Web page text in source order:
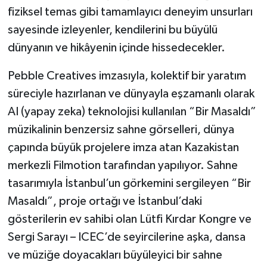
fiziksel temas gibi tamamlayıcı deneyim unsurları
sayesinde izleyenler, kendilerini bu büyülü
dünyanın ve hikâyenin içinde hissedecekler.
Pebble Creatives imzasıyla, kolektif bir yaratım
süreciyle hazırlanan ve dünyayla eşzamanlı olarak
AI (yapay zeka) teknolojisi kullanılan “Bir Masaldı”
müzikalinin benzersiz sahne görselleri, dünya
çapında büyük projelere imza atan Kazakistan
merkezli Filmotion tarafından yapılıyor. Sahne
tasarımıyla İstanbul’un görkemini sergileyen “Bir
Masaldı”, proje ortağı ve İstanbul’daki
gösterilerin ev sahibi olan Lütfi Kırdar Kongre ve
Sergi Sarayı – ICEC’de seyircilerine aşka, dansa
ve müziğe doyacakları büyüleyici bir sahne